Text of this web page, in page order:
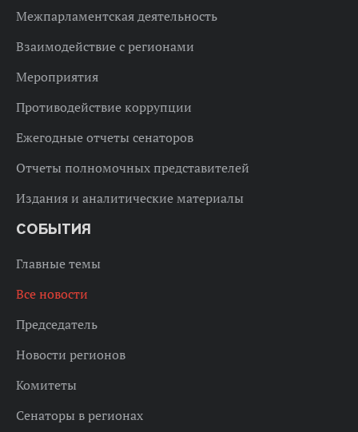
Межпарламентская деятельность
Взаимодействие с регионами
Мероприятия
Противодействие коррупции
Ежегодные отчеты сенаторов
Отчеты полномочных представителей
Издания и аналитические материалы
СОБЫТИЯ
Главные темы
Все новости
Председатель
Новости регионов
Комитеты
Сенаторы в регионах